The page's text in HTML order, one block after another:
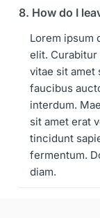
8. How do I
Lorem ipsum
elit.
vitae sit amet
faucibus
interdum.
sit amet erat
tincidunt
fermentum.
diam.